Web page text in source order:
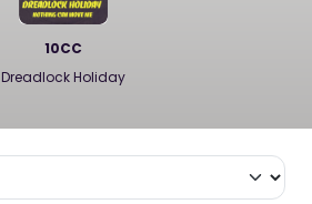
10CC
Dreadlock Holiday